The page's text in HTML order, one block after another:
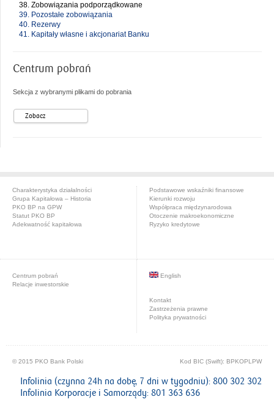
38. Zobowiązania podporządkowane
39. Pozostałe zobowiązania
40. Rezerwy
41. Kapitały własne i akcjonariat Banku
Centrum pobrań
Sekcja z wybranymi plikami do pobrania
Zobacz
Charakterystyka działalności
Grupa Kapitałowa – Historia
PKO BP na GPW
Statut PKO BP
Adekwatność kapitałowa
Podstawowe wskaźniki finansowe
Kierunki rozwoju
Współpraca międzynarodowa
Otoczenie makroekonomiczne
Ryzyko kredytowe
Centrum pobrań
Relacje inwestorskie
Kontakt
Zastrzeżenia prawne
Polityka prywatności
English
© 2015 PKO Bank Polski Kod BIC (Swift): BPKOPLPW
Infolinia (czynna 24h na dobę, 7 dni w tygodniu): 800 302 302
Infolinia Korporacje i Samorządy: 801 363 636